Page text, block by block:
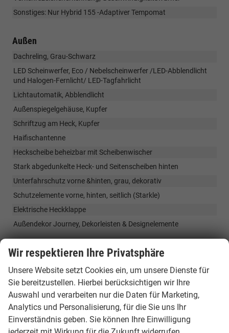
Sonstiges: Nur Hybrid 155 -Adaptiver Tempomat
Außen
Dachreling, Grau-Schwarz
LED Scheinwerfer, Eco / Nebelscheinwerfer /LED-Abblendlicht
und Halogen-Fernlicht/ LED-Tagfahrlicht
Lichtautomatik, Abblendlicht
Außenspiegelgehäuse, Kupfer
Schriftzug am Heck, Kupfer
Haifischantenne
Heckscheibe beheizbar mit Scheibenwischer
Stark abgedunkelte Heck- und Seitenscheiben hinten
Unterfahrschutz vorne &hinten, grau, dekorativ
Schutzelemente vorne, hinten, seitlich (Starkle)
Elektrische Heckklappe
Außendekor Journey, Dekorleisten & Designelemente
Räder & Technik
ABS, ESC,ESP, AFU, El.Stabilitätsprogramm
Elektrische Parkbremse
Servolenkung
Start/Stopp-Automatik
Traktionskontrolle
Wir respektieren Ihre Privatsphäre
Unsere Website setzt Cookies ein, um unsere Dienste für
Sie bereitzustellen. Hierbei berücksichtigen wir Ihre
Auswahl und verarbeiten nur die Daten für Marketing,
Analytics und Personalisierung, für die Sie uns Ihr
Einverständnis geben. Sie können Ihre Einwilligung